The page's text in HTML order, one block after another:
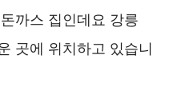
까스 집인데요 강릉
곳에 위치하고 있습니